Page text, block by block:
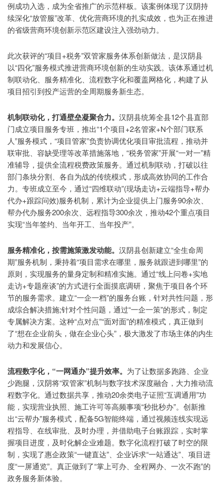
例成功入选，成为全省推广的示范样板。该案例体现了汉阴持
续深化“放管服”改革、优化营商环境的扎实成效，也为正在推进
的省级营商环境创新示范区建设注入强劲动力。
此次获评的“项目+税务”双管家服务体系创新做法，是汉阴县
以“四化”服务模式推进营商环境创新的生动实践。该体系通过机
制联动化、服务精准化、流程数字化和覆盖网格化，构建了从
项目招引到投产运营的全周期服务新生态。
机制联动化，打通壁垒凝聚合力。 汉阴县统筹全县12个县直部
门成立项目服务专班，推出“1个项目+2名管家+N个部门联系
人”服务模式，“项目管家”负责协调优化项目审批流程，推动并
联审批、容缺受理等改革措施落地，“税务管家”开展“一对一”精
准辅导，提供全流程税费政策服务。通过机制联动，打破以往
部门条块分割、各自为战的传统模式，形成高效协同的工作合
力。专班成立至今，通过“四维联动”(现场走访+云端指导+帮办
代办+跟踪问效)服务机制，累计为企业提供上门服务90余次、
帮办代办服务200余次、远程指导300余次，推动42个重点项目
实现“当年签约、当年开工、当年投产”。
服务精准化，按需施策激发动能。 汉阴县创新建立“全生命周
期”服务机制，秉持着“项目需求在哪里，服务就跟进到哪里”的
原则，实现服务的量身定制和精准实施。通过“线上问卷+实地
走访+专题座谈”的方式进行全面摸底调研，聚焦于项目各个环
节的服务需求。建立“一企一档”的服务台账，针对共性问题，形
成综合解决措施;针对个性问题，通过“一企一策”的形式，制定
专属解决方案。这种“点对点”“面对面”的精准模式，真正做到
了“想在企业前头，做在企业心头”，极大激发了市场主体的内生
动力和发展信心。
流程数字化，“一网通办”提升效率。 为了让数据多跑路、企业
少跑腿，汉阴将“双管家”机制与数字技术深度融合，大力推动流
程数字化。通过数据共享，推动20余类电子证照“互调通用”功
能，实现营业执照、施工许可等高频事项“秒批秒办”。创新推
出“云帮办”服务模式，配备5G智能终端，通过视频连线实现远
程指导、在线审批、及时办理，并借助电子台账跟踪，实时掌
握项目进度，及时化解企业难题。数字化流程打破了时空的限
制，实现了惠企政策“一键直达”、企业诉求“一站通达”、项目进
度“一屏通览”。真正做到了“掌上可办、全程网办、一次不跑”的
政务服务新体验。